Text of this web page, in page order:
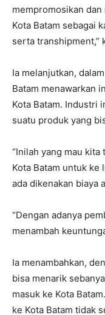
mempromosikan
Kota Batam sebagai
serta transhipment,”
Ia melanjutkan,
Batam menawarkan
Kota Batam. Industri
suatu produk yang
“Inilah yang mau
Kota Batam untuk ke
ada dikenakan biaya
“Dengan adanya
menambah
Ia menambahkan,
bisa menarik
masuk ke Kota
ke Kota Batam tidak